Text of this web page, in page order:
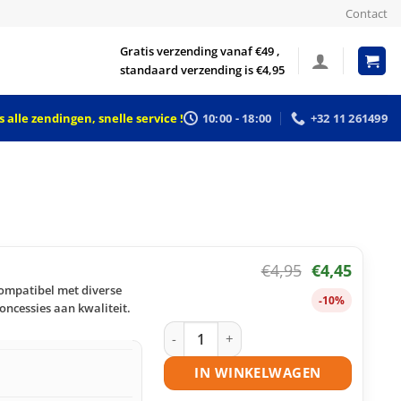
Contact
Gratis verzending vanaf €49 ,
standaard verzending is €4,95
zendingen, snelle service ! 10:00 - 18:00 +32 11 261499
met diverse
aan kwaliteit.
€4,95 €4,45
-10%
Brother LC1100 BK inktcartridge
IN WINKELWAGEN